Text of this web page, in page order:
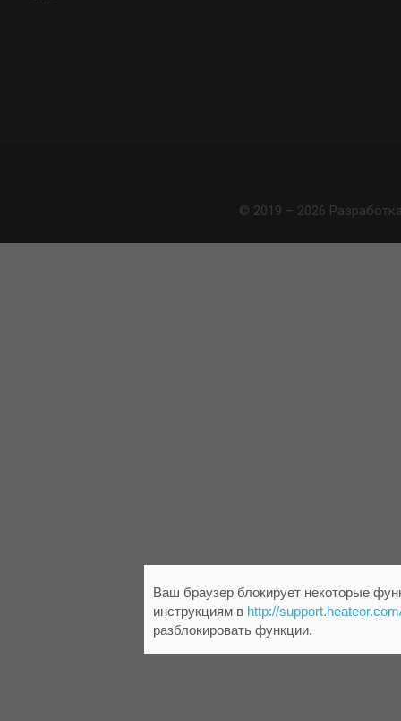
© 2019 – 2026
Ваш браузер блокирует некоторые
инструкциям в http://
разблокировать функции.